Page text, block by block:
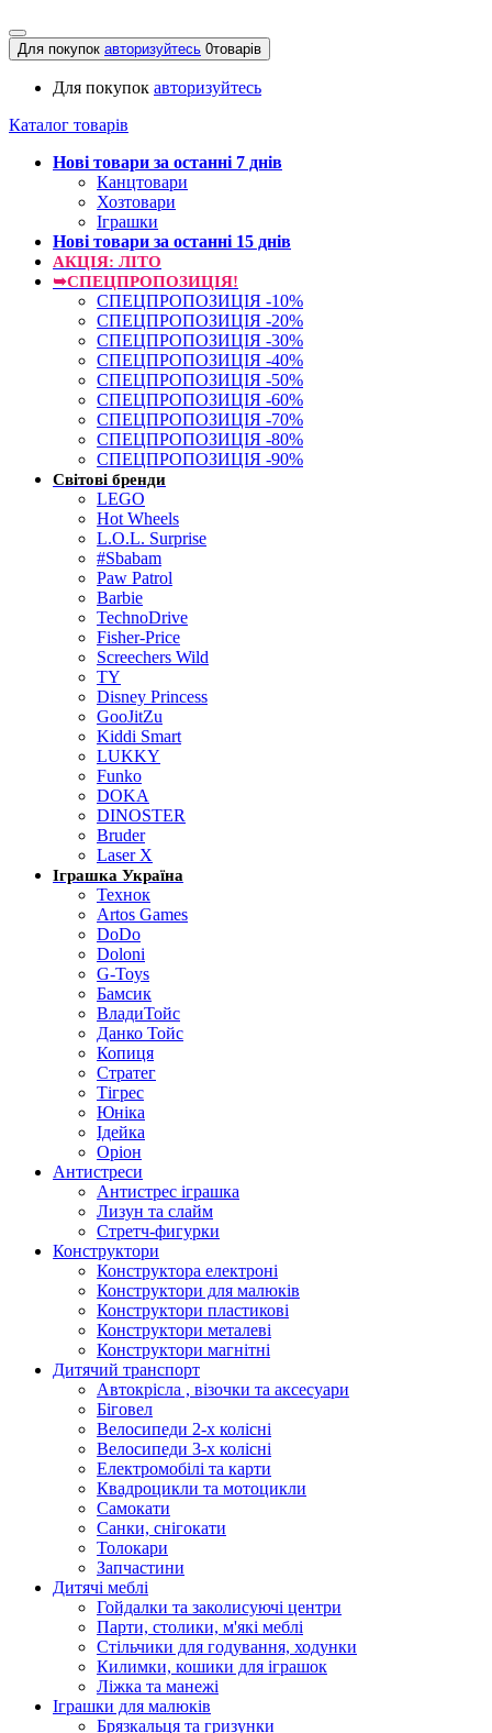
Для покупок авторизуйтесь 0товарів
Для покупок авторизуйтесь
Каталог товарів
Нові товари за останнi 7 днiв
Канцтовари
Хозтовари
Іграшки
Нові товари за останнi 15 днiв
АКЦІЯ: ЛІТО
➥СПЕЦПРОПОЗИЦІЯ!
СПЕЦПРОПОЗИЦІЯ -10%
СПЕЦПРОПОЗИЦІЯ -20%
СПЕЦПРОПОЗИЦІЯ -30%
СПЕЦПРОПОЗИЦІЯ -40%
СПЕЦПРОПОЗИЦІЯ -50%
СПЕЦПРОПОЗИЦІЯ -60%
СПЕЦПРОПОЗИЦІЯ -70%
СПЕЦПРОПОЗИЦІЯ -80%
СПЕЦПРОПОЗИЦІЯ -90%
Світові бренди
LEGO
Hot Wheels
L.O.L. Surprise
#Sbabam
Paw Patrol
Barbie
TechnoDrive
Fisher-Price
Screechers Wild
TY
Disney Princess
GooJitZu
Kiddi Smart
LUKKY
Funko
DOKA
DINOSTER
Bruder
Laser X
Іграшка Україна
Технок
Artos Games
DoDo
Doloni
G-Toys
Бамсик
ВладиТойс
Данко Тойс
Копиця
Стратег
Тігрес
Юніка
Ідейка
Оріон
Антистреси
Антистрес іграшка
Лизун та слайм
Стретч-фигурки
Конструктори
Конструктора електроні
Конструктори для малюків
Конструктори пластикові
Конструктори металеві
Конструктори магнітні
Дитячий транспорт
Автокрісла , візочки та аксесуари
Біговел
Велосипеди 2-х колісні
Велосипеди 3-х колісні
Електромобілі та карти
Квадроцикли та мотоцикли
Самокати
Санки, снігокати
Толокари
Запчастини
Дитячі меблі
Гойдалки та заколисуючі центри
Парти, столики, м'які меблі
Стільчики для годування, ходунки
Килимки, кошики для іграшок
Ліжка та манежі
Іграшки для малюків
Брязкальця та гризунки